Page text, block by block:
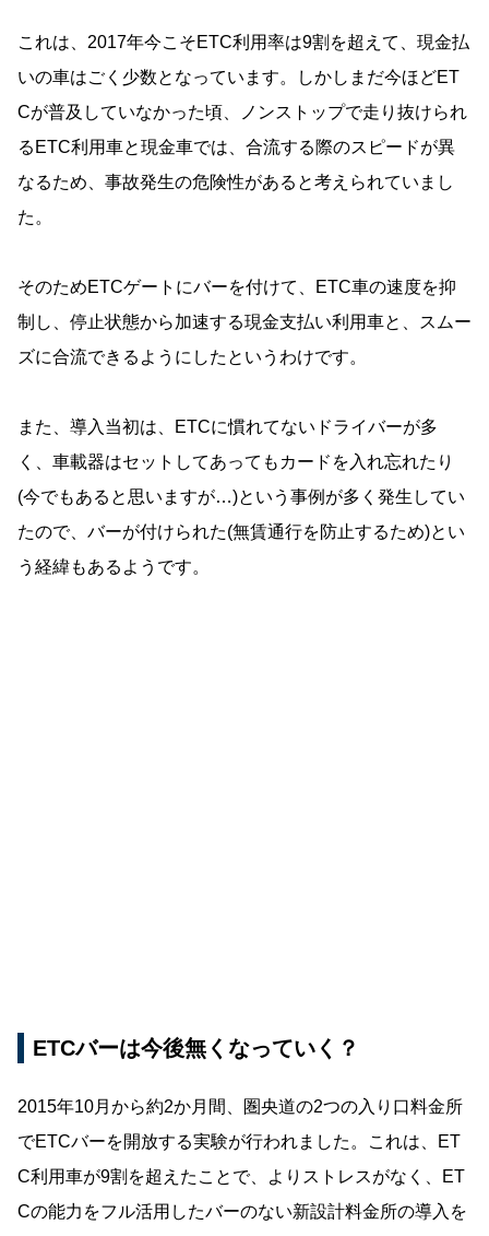
これは、2017年今こそETC利用率は9割を超えて、現金払
いの車はごく少数となっています。しかしまだ今ほどET
Cが普及していなかった頃、ノンストップで走り抜けられ
るETC利用車と現金車では、合流する際のスピードが異
なるため、事故発生の危険性があると考えられていまし
た。
そのためETCゲートにバーを付けて、ETC車の速度を抑
制し、停止状態から加速する現金支払い利用車と、スムー
ズに合流できるようにしたというわけです。
また、導入当初は、ETCに慣れてないドライバーが多
く、車載器はセットしてあってもカードを入れ忘れたり
(今でもあると思いますが…)という事例が多く発生してい
たので、バーが付けられた(無賃通行を防止するため)とい
う経緯もあるようです。
ETCバーは今後無くなっていく？
2015年10月から約2か月間、圏央道の2つの入り口料金所
でETCバーを開放する実験が行われました。これは、ET
C利用車が9割を超えたことで、よりストレスがなく、ET
Cの能力をフル活用したバーのない新設計料金所の導入を